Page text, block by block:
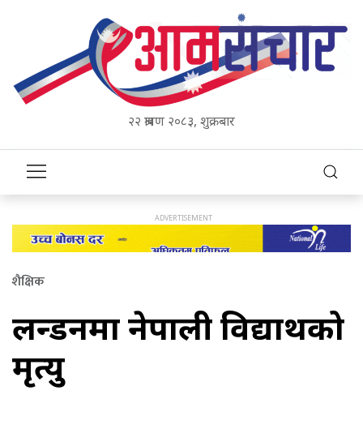
२२ श्रावण २०८३, शुक्रबार
शैक्षिक
लन्डनमा नेपाली विद्यार्थीको
मृत्यु